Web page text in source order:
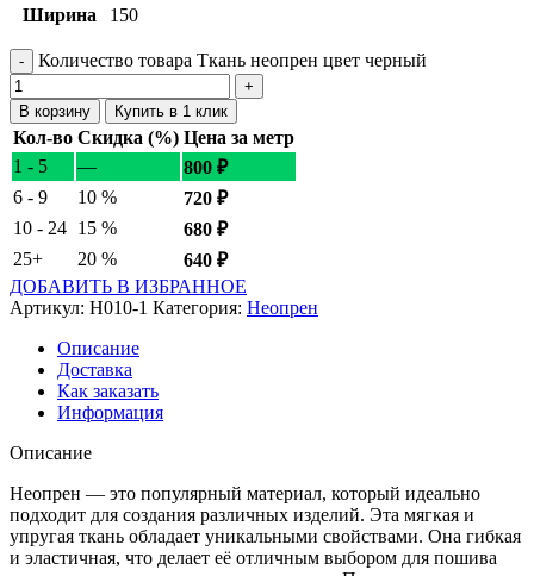
Ширина 150
Количество товара Ткань неопрен цвет черный
В корзину Купить в 1 клик
Кол-во Скидка (%) Цена за метр
1 - 5
— 800 ₽
6 - 9
10 % 720 ₽
10 - 24 15 % 680 ₽
25+
20 % 640 ₽
ДОБАВИТЬ В ИЗБРАННОЕ
Артикул: Н010-1 Категория: Неопрен
Описание
Доставка
Как заказать
Информация
Описание
Неопрен — это популярный материал, который идеально
подходит для создания различных изделий. Эта мягкая и
упругая ткань обладает уникальными свойствами. Она гибкая
и эластичная, что делает её отличным выбором для пошива